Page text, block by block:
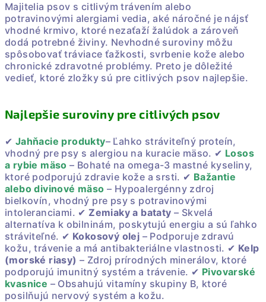
Majitelia psov s citlivým trávením alebo
potravinovými alergiami vedia, aké náročné je nájsť
vhodné krmivo, ktoré nezaťaží žalúdok a zároveň
dodá potrebné živiny. Nevhodné suroviny môžu
spôsobovať tráviace ťažkosti, svrbenie kože alebo
chronické zdravotné problémy. Preto je dôležité
vedieť, ktoré zložky sú pre citlivých psov najlepšie.
Najlepšie suroviny pre citlivých psov
✔ Jahňacie produkty– Ľahko stráviteľný proteín,
vhodný pre psy s alergiou na kuracie mäso. ✔ Losos
a rybie mäso – Bohaté na omega-3 mastné kyseliny,
ktoré podporujú zdravie kože a srsti. ✔ Bažantie
alebo divinové mäso – Hypoalergénny zdroj
bielkovín, vhodný pre psy s potravinovými
intoleranciami. ✔ Zemiaky a bataty – Skvelá
alternatíva k obilninám, poskytujú energiu a sú ľahko
stráviteľné. ✔ Kokosový olej – Podporuje zdravú
kožu, trávenie a má antibakteriálne vlastnosti. ✔ Kelp
(morské riasy) – Zdroj prírodných minerálov, ktoré
podporujú imunitný systém a trávenie. ✔ Pivovarské
kvasnice – Obsahujú vitamíny skupiny B, ktoré
posilňujú nervový systém a kožu.